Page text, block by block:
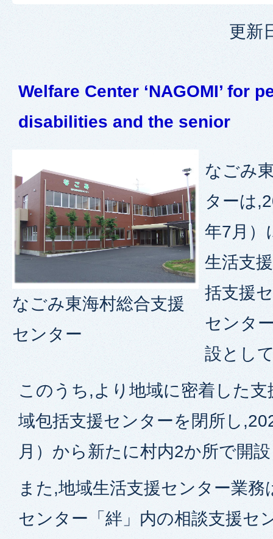
更新
Welfare Center ‘NAGOMI’ for
disabilities and the senior
なごみ東海村総合支援
センター
なごみ
ターは
年7月）
生活支
括支援
センタ
設とし
このうち,より地域に密着した
域包括支援センターを閉所し
月）から新たに村内2か所で開
また,地域生活支援センター業務
センター「絆」内の相談支援セ